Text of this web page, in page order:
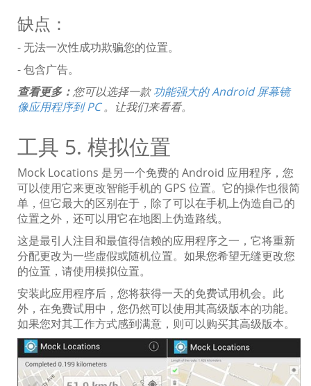
缺点：
- 无法一次性成功欺骗您的位置。
- 包含广告。
查看更多： 您可以选择一款功能强大的 Android 屏幕镜
像应用程序到 PC。让我们来看看。
工具 5. 模拟位置
Mock Locations 是另一个免费的 Android 应用程序，您
可以使用它来更改智能手机的 GPS 位置。它的操作也很简
单，但它最大的区别在于，除了可以在手机上伪造自己的
位置之外，还可以用它在地图上伪造路线。
这是最引人注目和最值得信赖的应用程序之一，它将重新
分配更改为一些虚假或随机位置。如果您希望无缝更改您
的位置，请使用模拟位置。
安装此应用程序后，您将获得一天的免费试用机会。此
外，在免费试用中，您仍然可以使用其高级版本的功能。
如果您对其工作方式感到满意，则可以购买其高级版本。